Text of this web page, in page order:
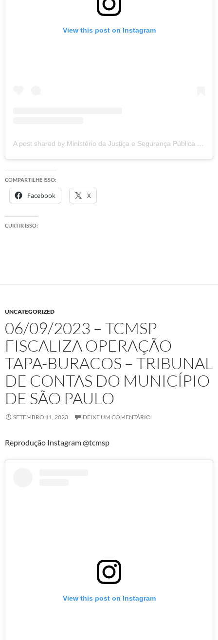
View this post on Instagram
A post shared by Ministério da Justiça e Segurança Pública (@mjspgov)
COMPARTILHE ISSO:
Facebook X
CURTIR ISSO:
UNCATEGORIZED
06/09/2023 – TCMSP
FISCALIZA OPERAÇÃO
TAPA-BURACOS – TRIBUNAL
DE CONTAS DO MUNICÍPIO
DE SÃO PAULO
SETEMBRO 11, 2023 DEIXE UM COMENTÁRIO
Reprodução Instagram @tcmsp
View this post on Instagram